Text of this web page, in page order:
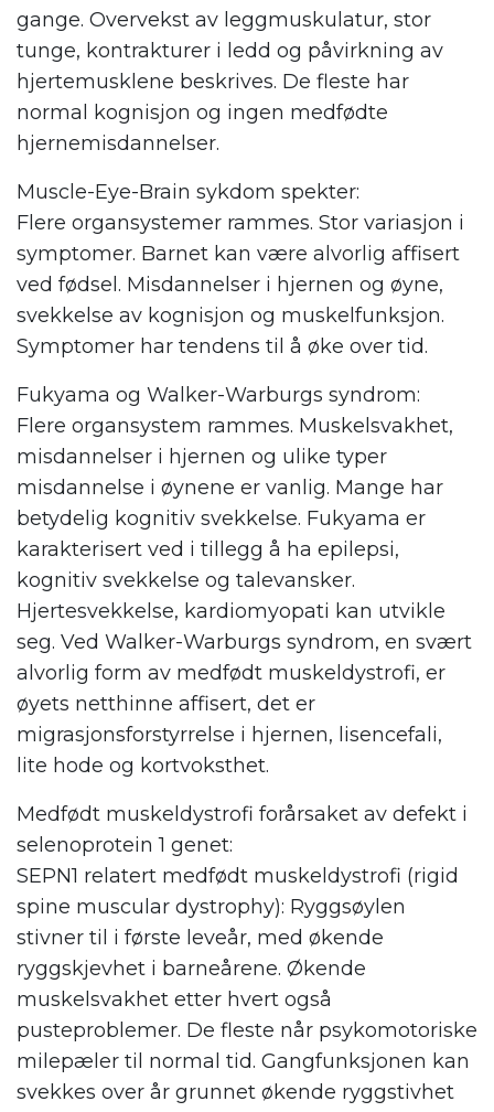
gange. Overvekst av leggmuskulatur, stor
tunge, kontrakturer i ledd og påvirkning av
hjertemusklene beskrives. De fleste har
normal kognisjon og ingen medfødte
hjernemisdannelser.
Muscle-Eye-Brain sykdom spekter:
Flere organsystemer rammes. Stor variasjon i
symptomer. Barnet kan være alvorlig affisert
ved fødsel. Misdannelser i hjernen og øyne,
svekkelse av kognisjon og muskelfunksjon.
Symptomer har tendens til å øke over tid.
Fukyama og Walker-Warburgs syndrom:
Flere organsystem rammes. Muskelsvakhet,
misdannelser i hjernen og ulike typer
misdannelse i øynene er vanlig. Mange har
betydelig kognitiv svekkelse. Fukyama er
karakterisert ved i tillegg å ha epilepsi,
kognitiv svekkelse og talevansker.
Hjertesvekkelse, kardiomyopati kan utvikle
seg. Ved Walker-Warburgs syndrom, en svært
alvorlig form av medfødt muskeldystrofi, er
øyets netthinne affisert, det er
migrasjonsforstyrrelse i hjernen, lisencefali,
lite hode og kortvoksthet.
Medfødt muskeldystrofi forårsaket av defekt i
selenoprotein 1 genet:
SEPN1 relatert medfødt muskeldystrofi (rigid
spine muscular dystrophy): Ryggsøylen
stivner til i første leveår, med økende
ryggskjevhet i barneårene. Økende
muskelsvakhet etter hvert også
pusteproblemer. De fleste når psykomotoriske
milepæler til normal tid. Gangfunksjonen kan
svekkes over år grunnet økende ryggstivhet